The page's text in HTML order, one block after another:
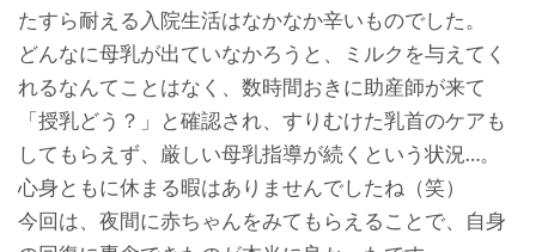
たすら耐える入院生活はなかなか辛いものでした。
どんなに母乳が出ていなかろうと、ミルクを与えてく
れるなんてことはなく、数時間おきに助産師が来て
「授乳どう？」と確認され、すりむけた乳首のケアも
してもらえず、厳しい母乳指導が続くという状況…。
心身ともに休まる暇はありませんでしたね（笑）
今回は、夜間に赤ちゃんをみてもらえることで、自身